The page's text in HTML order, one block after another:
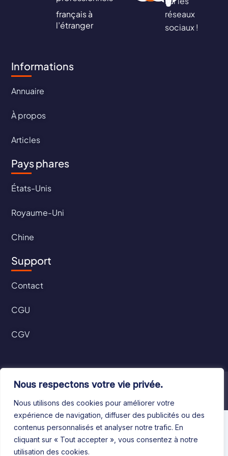
Nous respectons votre vie privée.
Nous utilisons des cookies pour améliorer votre
expérience de navigation, diffuser des publicités ou des
contenus personnalisés et analyser notre trafic. En
cliquant sur « Tout accepter », vous consentez à notre
utilisation des cookies.
français à
l’étranger
réseaux
sociaux !
Informations
Annuaire
À propos
Articles
Pays phares
États-Unis
Royaume-Uni
Chine
Support
Contact
CGU
CGV
©2024 Le Bottin Mondial. Tous droits réservés